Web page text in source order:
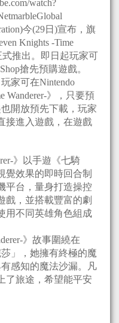
watch?
今(29日)宣布，旗
Knights -Time
式推出。即日起玩家可
搶先預購遊戲。
家可在Nintendo
Wanderer-》，只要預
開放預先下載，玩家
接進入遊戲，在遊戲
》以手遊《七騎
覺效果的即時回合制
平台，量身打造操控
戲，並搭載豐富的劇
用不同英雄角色組成
》故事圍繞在
」，她擁有終極的魔
感知的魔法沙漏。凡
了旅途，希望能平安